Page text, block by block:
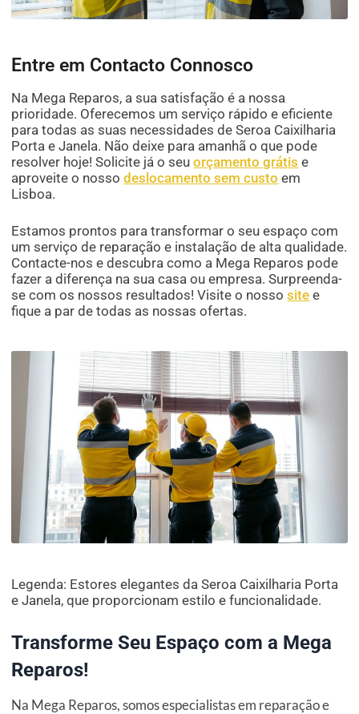
Entre em Contacto Connosco
Na Mega Reparos, a sua satisfação é a nossa
prioridade. Oferecemos um serviço rápido e eficiente
para todas as suas necessidades de Seroa Caixilharia
Porta e Janela. Não deixe para amanhã o que pode
resolver hoje! Solicite já o seuorçamento grátis e
aproveite o nossodeslocamento sem custo em
Lisboa.
Estamos prontos para transformar o seu espaço com
um serviço de reparação e instalação de alta qualidade.
Contacte-nos e descubra como a Mega Reparos pode
fazer a diferença na sua casa ou empresa. Surpreenda-
se com os nossos resultados! Visite o nossosite e
fique a par de todas as nossas ofertas.
Legenda: Estores elegantes da Seroa Caixilharia Porta
e Janela, que proporcionam estilo e funcionalidade.
Transforme Seu Espaço com a Mega
Reparos!
Na Mega Reparos, somos especialistas em reparação e